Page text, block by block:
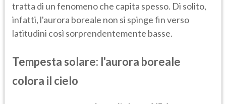
tratta di un fenomeno che capita spesso. Di solito,
infatti, l'aurora boreale non si spinge fin verso
latitudini così sorprendentemente basse.
Tempesta solare: l'aurora boreale
colora il cielo